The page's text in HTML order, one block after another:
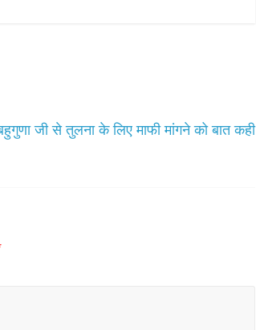
जी से तुलना के लिए माफी मांगने को बात कही